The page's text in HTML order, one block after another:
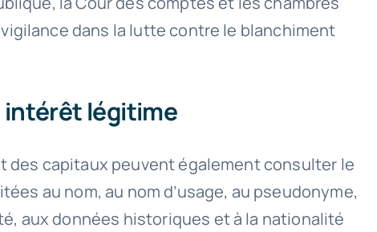
dans la lutte contre le blanchiment
intérêt légitime
des capitaux peuvent également consulter le
au nom, au nom d’usage, au pseudonyme,
aux données historiques et à la nationalité